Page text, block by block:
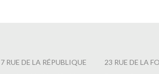
7 RUE DE LA RÉPUBLIQUE
23 RUE DE LA